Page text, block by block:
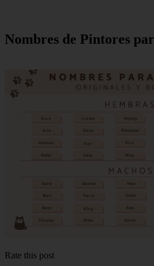
Nombres de Pintores
Rate this post